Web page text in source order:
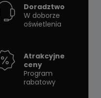
Doradztwo
W doborze
oświetlenia
Atrakcyjne
ceny
Program
rabatowy